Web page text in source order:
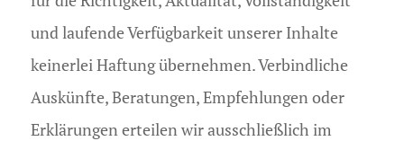
und laufende Verfügbarkeit unserer Inhalte
keinerlei Haftung übernehmen. Verbindliche
Auskünfte, Beratungen, Empfehlungen oder
Erklärungen erteilen wir ausschließlich im